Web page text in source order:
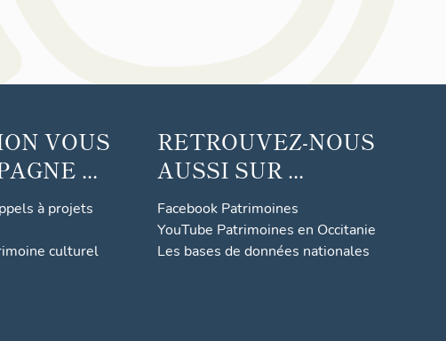
VOUS
...
à projets
culturel
RETROUVEZ-NOUS
AUSSI SUR ...
Facebook Patrimoines
YouTube Patrimoines en Occitanie
Les bases de données nationales